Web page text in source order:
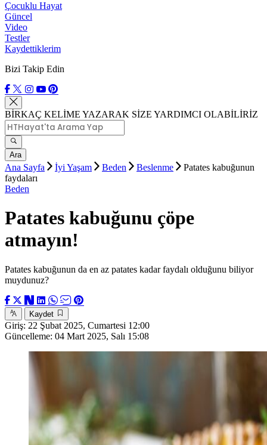
Çocuklu Hayat
Güncel
Video
Testler
Kaydettiklerim
Bizi Takip Edin
BİRKAÇ KELİME YAZARAK SİZE YARDIMCI OLABİLİRİZ
Ara
Ana Sayfa İyi Yaşam Beden Beslenme
Patates kabuğunun
faydaları
Beden
Patates kabuğunu çöpe
atmayın!
Patates kabuğunun da en az patates kadar faydalı olduğunu biliyor
muydunuz?
Kaydet
Giriş: 22 Şubat 2025, Cumartesi 12:00
Güncelleme: 04 Mart 2025, Salı 15:08